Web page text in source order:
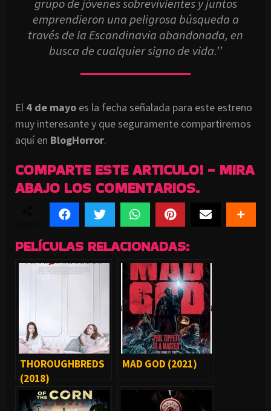
grupo de jóvenes sobrevivientes y juntos
emprendieron una peligrosa búsqueda a
través de la Escandinavia abandonada, en
busca de cualquier signo de vida.’’
El 4 de mayo es la fecha señalada para este estreno
muy interesante y que seguramente compartiremos
aquí en BlogHorror.
COMPARTE ESTE ARTICULO! - MIRA
ABAJO LOS COMENTARIOS.
PELÍCULAS RELACIONADAS:
THOROUGHBREDS
(2018)
MAD GOD (2021)